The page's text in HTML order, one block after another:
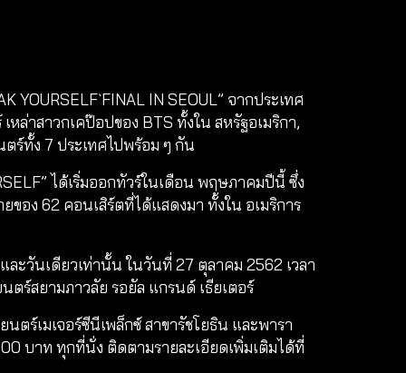
YOURSELF` FINAL IN SEOUL” จากประเทศ
าสาวกเคป๊อปของ BTS ทั้งใน สหรัฐอเมริกา,
ร์ทั้ง 7 ประเทศไปพร้อม ๆ กัน
ได้เริ่มออกทัวร์ในเดือน พฤษภาคมปีนี้ ซึ่ง
ของ 62 คอนเสิร์ตที่ได้แสดงมา ทั้งใน อเมริการ
และวันเดียวเท่านั้น ในวันที่ 27 ตุลาคม 2562 เวลา
ตร์สยามภาวลัย รอยัล แกรนด์ เธียเตอร์
ตร์เมเจอร์ซีนีเพล็กซ์ สาขารัชโยธิน และพารา
บาท ทุกที่นั่ง ติดตามรายละเอียดเพิ่มเติมได้ที่